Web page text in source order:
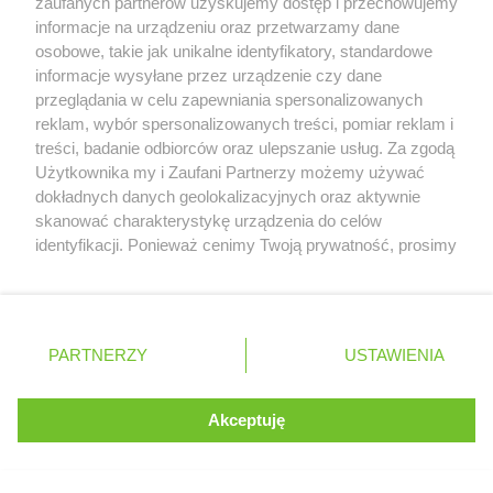
22.08
/SOB/
sprint
kwalifikacje
/12:00
/16:00
23.08
/NIE/
15:00
Serwis internetowy, z którego korzystasz, używa plików
cookies. Są to pliki instalowane w urządzeniach
końcowych osób korzystających z serwisu, w celu
administrowania serwisem, poprawy jakości
Dowiedz się więcej o naszej polityce
ROZUMIEM
informacje na urządzeniu oraz przetwarzamy dane
osobowe, takie jak unikalne identyfikatory, standardowe
informacje wysyłane przez urządzenie czy dane
przeglądania w celu zapewniania spersonalizowanych
reklam, wybór spersonalizowanych treści, pomiar reklam i
treści, badanie odbiorców oraz ulepszanie usług. Za zgodą
Użytkownika my i Zaufani Partnerzy możemy używać
dokładnych danych geolokalizacyjnych oraz aktywnie
skanować charakterystykę urządzenia do celów
identyfikacji. Ponieważ cenimy Twoją prywatność, prosimy
prywatności znajdujący się w lewym dolnym rogu strony
. Niektóre rodzaje przetwarzania danych nie wymagają
takiemu przetwarzaniu. Preferencje będą miały
zastosowania tylko na tej witrynie.
PARTNERZY USTAWIENIA
Akceptuję